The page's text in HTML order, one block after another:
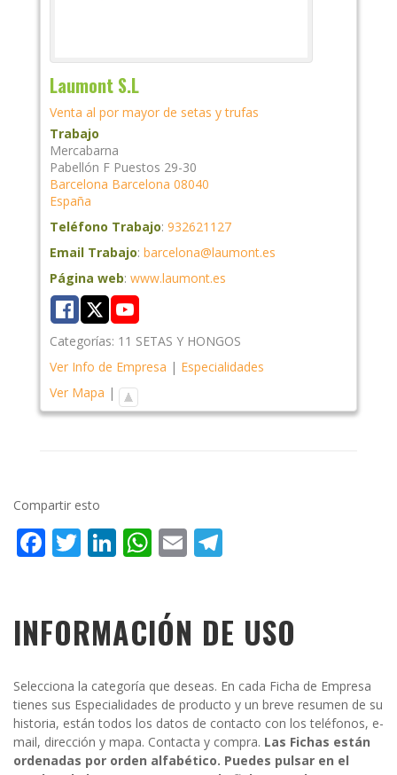
Laumont S.L
Venta al por mayor de setas y trufas
Trabajo
Mercabarna
Pabellón F Puestos 29-30
Barcelona Barcelona 08040
España
Teléfono Trabajo: 932621127
Email Trabajo: barcelona@laumont.es
Página web: www.laumont.es
Categorías: 11 SETAS Y HONGOS
Ver Info de Empresa | Especialidades
Ver Mapa |
Compartir esto
Facebook
Twitter
LinkedIn
WhatsApp
Email
INFORMACIÓN DE USO
Selecciona la categoría que deseas. En cada Ficha de Empresa
tienes sus Especialidades de producto y un breve resumen de su
historia, están todos los datos de contacto con los teléfonos, e-
mail, dirección y mapa. Contacta y compra. Las Fichas están
ordenadas por orden alfabético. Puedes pulsar en el